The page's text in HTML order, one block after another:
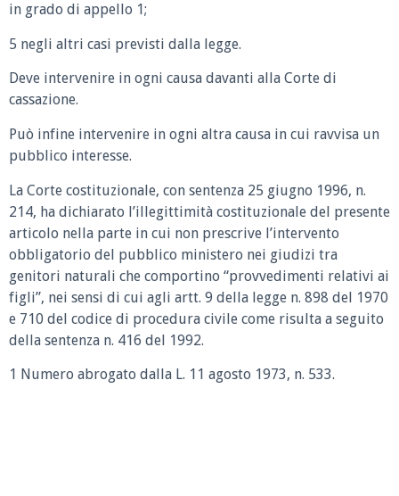
in grado di appello 1;
5 negli altri casi previsti dalla legge.
Deve intervenire in ogni causa davanti alla Corte di
cassazione.
Può infine intervenire in ogni altra causa in cui ravvisa un
pubblico interesse.
La Corte costituzionale, con sentenza 25 giugno 1996, n.
214, ha dichiarato l’illegittimità costituzionale del presente
articolo nella parte in cui non prescrive l’intervento
obbligatorio del pubblico ministero nei giudizi tra
genitori naturali che comportino “provvedimenti relativi ai
figli”, nei sensi di cui agli artt. 9 della legge n. 898 del 1970
e 710 del codice di procedura civile come risulta a seguito
della sentenza n. 416 del 1992.
1 Numero abrogato dalla L. 11 agosto 1973, n. 533.